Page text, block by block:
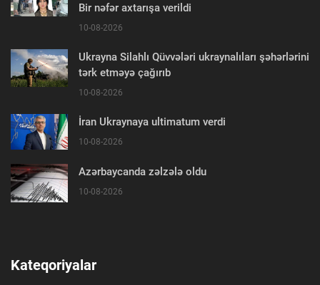
Bir nəfər axtarışa verildi
10-08-2026
Ukrayna Silahlı Qüvvələri ukraynalıları şəhərlərini
tərk etməyə çağırıb
10-08-2026
İran Ukraynaya ultimatum verdi
10-08-2026
Azərbaycanda zəlzələ oldu
10-08-2026
Kateqoriyalar